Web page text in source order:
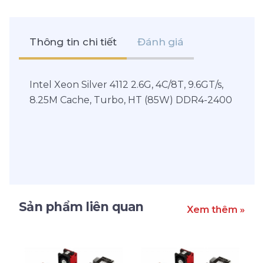
Thông tin chi tiết Đánh giá
Intel Xeon Silver 4112 2.6G, 4C/8T, 9.6GT/s,
8.25M Cache, Turbo, HT (85W) DDR4-2400
Sản phẩm liên quan Xem thêm »